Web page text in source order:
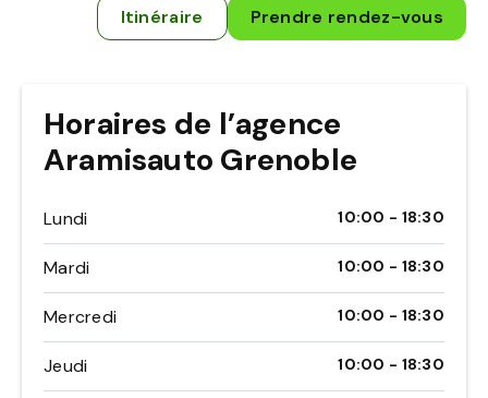
Prendre rendez-vous
Itinéraire
Horaires de l’agence
Aramisauto Grenoble
Lundi 10:00 - 18:30
Mardi 10:00 - 18:30
Mercredi 10:00 - 18:30
Jeudi 10:00 - 18:30